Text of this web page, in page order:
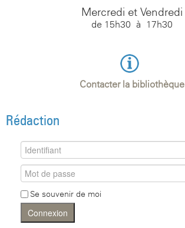
Mercredi et Vendredi
de 15h30 à 17h30
Contacter la bibliothèque
Rédaction
Se souvenir de moi
Connexion